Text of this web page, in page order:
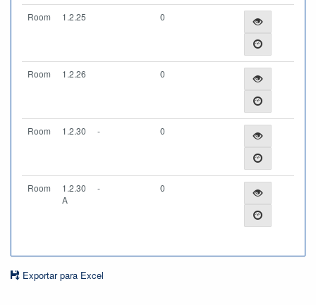
Room 1.2.25 0
Room 1.2.26 0
Room 1.2.30 - 0
Room
1.2.30
A
- 0
Exportar para Excel